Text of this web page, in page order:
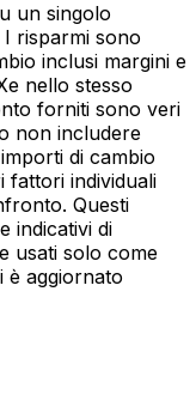
un singolo
risparmi sono
inclusi margini e
nello stesso
forniti sono veri
non includere
di cambio
fattori individuali
Questi
indicativi di
usati solo come
è aggiornato